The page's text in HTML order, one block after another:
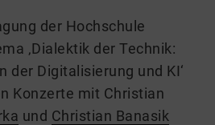
der Hochschule
‚Dialektik der Technik:
der Digitalisierung und KI‘
Konzerte mit Christian
und Christian Banasik